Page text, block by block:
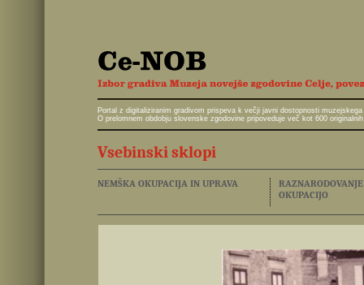
Portal z digitaliziranim gradivom prispeva k večji javni dostopnosti
O prelomnem obdobju slovenske zgodovine pripoveduje več kot 600
Vsebinski sklopi
NEMŠKA OKUPACIJA IN UPRAVA
OKUPACIJO